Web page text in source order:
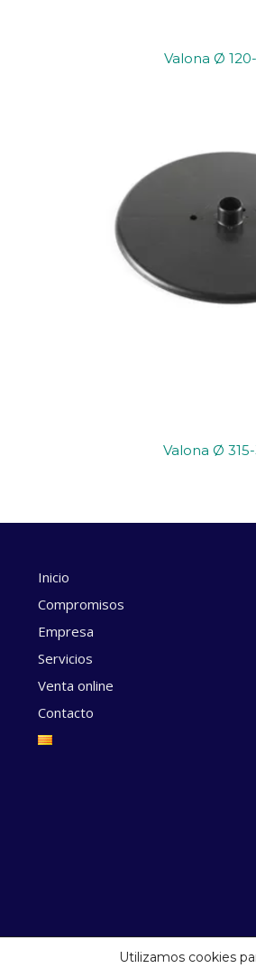
Valona Ø
Valona Ø
Inicio
Compromisos
Empresa
Servicios
Venta online
Contacto
Utilizamos cookies